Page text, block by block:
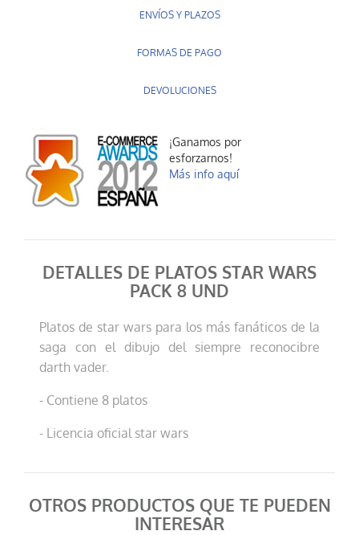
ENVÍOS Y PLAZOS
FORMAS DE PAGO
DEVOLUCIONES
¡Ganamos por
esforzarnos!
Más info aquí
DETALLES DE PLATOS STAR WARS
PACK 8 UND
Platos de star wars para los más fanáticos de la
saga con el dibujo del siempre reconocibre
darth vader.
- Contiene 8 platos
- Licencia oficial star wars
OTROS PRODUCTOS QUE TE PUEDEN
INTERESAR